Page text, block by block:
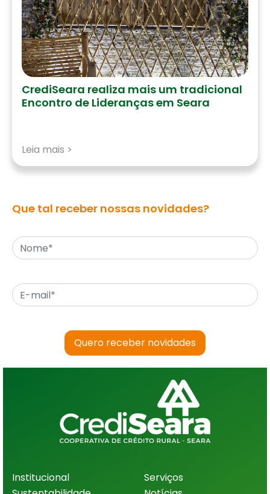
CrediSeara realiza mais um tradicional
Encontro de Lideranças em Seara
Leia mais >
Que tal receber nossas novidades?
Quero receber novidades
Institucional
Serviços